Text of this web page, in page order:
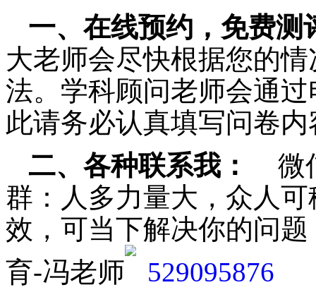
一、在线预约，免费测
大老师会尽快根据您的
法。学科顾问老师会通
此请务必认真填写问卷内
二、各种联系我：
微
群：人多力量大，众人可
效，可当下解决你的问题
育-冯老师